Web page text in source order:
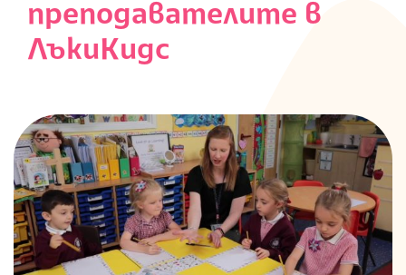
D
преподавателите в
ЛъкиКидс